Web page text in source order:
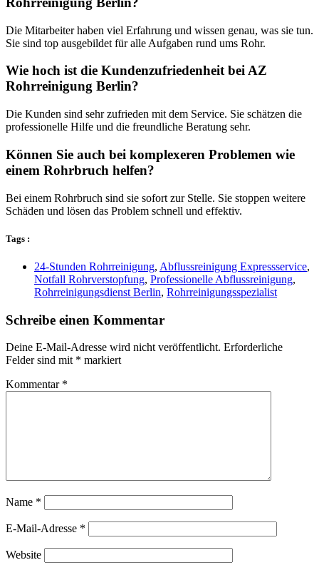
Die Mitarbeiter haben viel Erfahrung und wissen genau, was sie tun.
Sie sind top ausgebildet für alle Aufgaben rund ums Rohr.
Wie hoch ist die Kundenzufriedenheit bei AZ
Rohrreinigung Berlin?
Die Kunden sind sehr zufrieden mit dem Service. Sie schätzen die
professionelle Hilfe und die freundliche Beratung sehr.
Können Sie auch bei komplexeren Problemen wie
einem Rohrbruch helfen?
Bei einem Rohrbruch sind sie sofort zur Stelle. Sie stoppen weitere
Schäden und lösen das Problem schnell und effektiv.
Tags :
24-Stunden Rohrreinigung, Abflussreinigung Expressservice,
Notfall Rohrverstopfung, Professionelle Abflussreinigung,
Rohrreinigungsdienst Berlin, Rohrreinigungsspezialist
Schreibe einen Kommentar
Deine E-Mail-Adresse wird nicht veröffentlicht. Erforderliche
Felder sind mit * markiert
Kommentar *
Name *
E-Mail-Adresse *
Website